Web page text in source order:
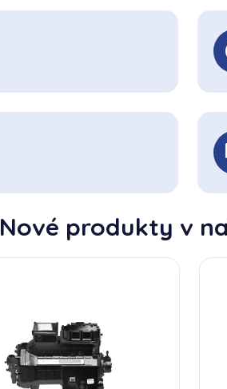
Nové produkty v